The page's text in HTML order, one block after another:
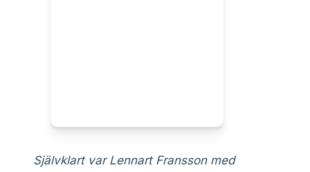
Självklart var Lennart Fransson med